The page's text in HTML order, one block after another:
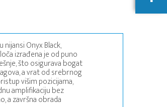
Onyx Black,
izrađena je od puno
što osigurava bogat
a vrat od srebrnog
višim pozicijama,
amplifikaciju bez
a završna obrada